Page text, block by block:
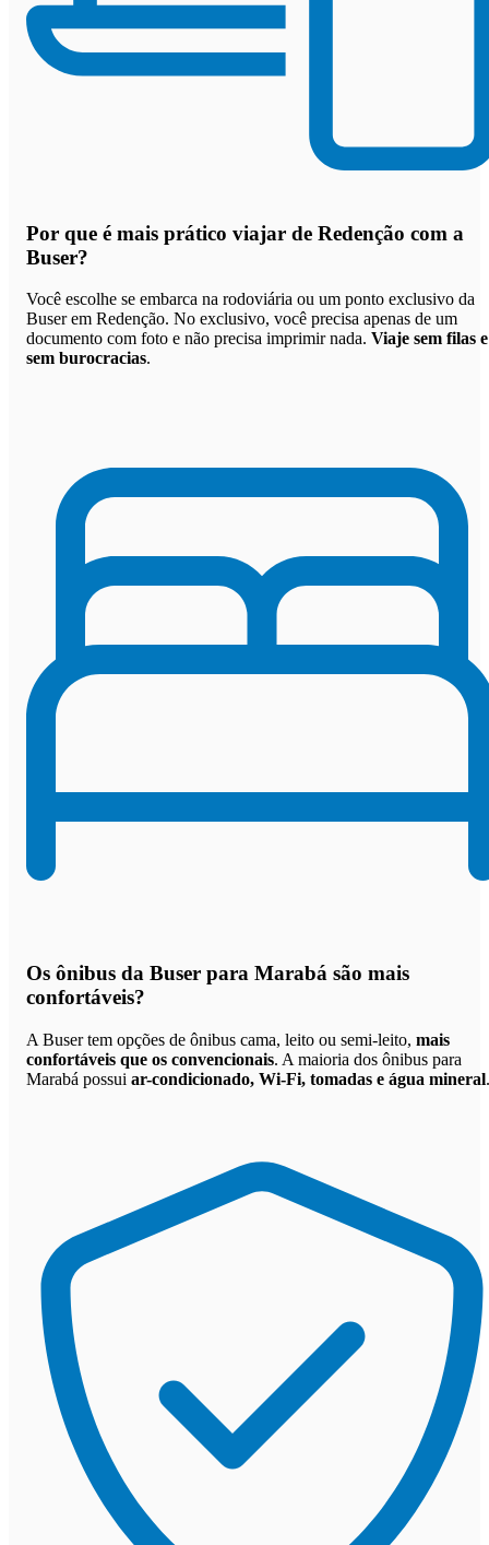
Por que é mais prático viajar de Redenção com a
Buser?
Você escolhe se embarca na rodoviária ou um ponto exclusivo da
Buser em Redenção. No exclusivo, você precisa apenas de um
documento com foto e não precisa imprimir nada. Viaje sem filas e
sem burocracias.
Os ônibus da Buser para Marabá são mais
confortáveis?
A Buser tem opções de ônibus cama, leito ou semi-leito, mais
confortáveis que os convencionais. A maioria dos ônibus para
Marabá possui ar-condicionado, Wi-Fi, tomadas e água mineral.